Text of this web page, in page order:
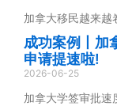
加拿大移民越来越
成功案例丨加
申请提速啦!
2026-06-25
加拿大学签审批速